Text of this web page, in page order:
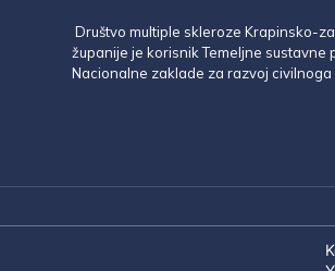
Društvo multiple skleroze Krapinsko-
županije je korisnik Temeljne sustavne
Nacionalne zaklade za razvoj civilnoga